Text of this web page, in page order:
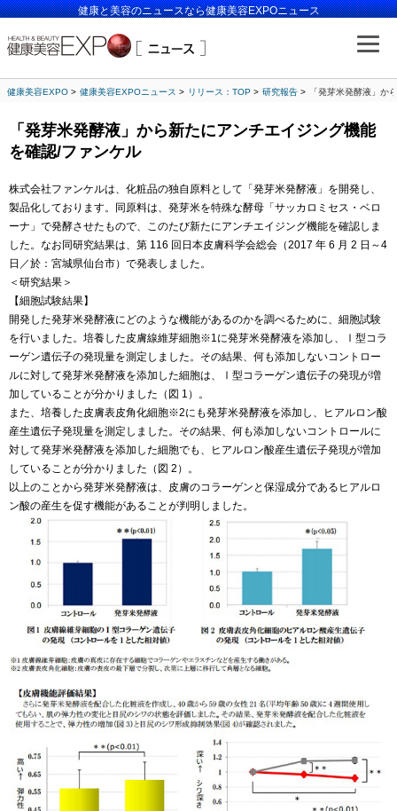
健康と美容のニュースなら健康美容EXPOニュース
健康美容EXPO 健康美容EXPOニュース リリース：TOP 研究報告 「発芽米発酵液」か
「発芽米発酵液」から新たにアンチエイジング機能
を確認/ファンケル
株式会社ファンケルは、化粧品の独自原料として「発芽米発酵液」を開発し、
製品化しております。同原料は、発芽米を特殊な酵母「サッカロミセス・ベロ
ーナ」で発酵させたもので、このたび新たにアンチエイジング機能を確認しま
した。なお同研究結果は、第 116 回日本皮膚科学会総会（2017 年 6 月 2 日～4
日／於：宮城県仙台市）で発表しました。
＜研究結果＞
【細胞試験結果】
開発した発芽米発酵液にどのような機能があるのかを調べるために、細胞試験
を行いました。培養した皮膚線維芽細胞※1に発芽米発酵液を添加し、Ⅰ型コラ
ーゲン遺伝子の発現量を測定しました。その結果、何も添加しないコントロー
ルに対して発芽米発酵液を添加した細胞は、Ⅰ型コラーゲン遺伝子の発現が増
加していることが分かりました（図 1）。
また、培養した皮膚表皮角化細胞※2にも発芽米発酵液を添加し、ヒアルロン酸
産生遺伝子発現量を測定しました。その結果、何も添加しないコントロールに
対して発芽米発酵液を添加した細胞でも、ヒアルロン酸産生遺伝子発現が増加
していることが分かりました（図 2）。
以上のことから発芽米発酵液は、皮膚のコラーゲンと保湿成分であるヒアルロ
ン酸の産生を促す機能があることが判明しました。